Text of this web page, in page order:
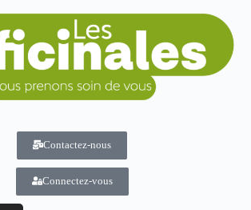
Contactez-nous
Connectez-vous